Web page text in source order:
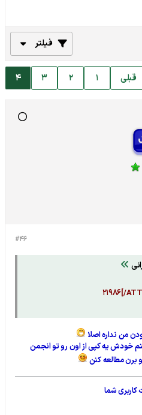
فیلتر
قبلی 1
2
3
4
#46
من نداره اصلا
خودش یه کپی از اون رو تو انجمن
برن مطالعه کنن
شما